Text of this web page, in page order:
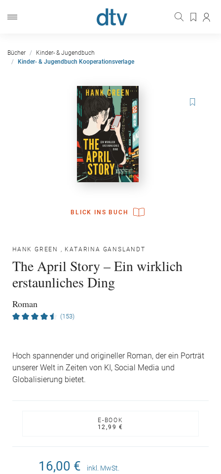
Bücher
Kinder- & Jugendbuch
Kinder- & Jugendbuch Kooperationsverlage
BLICK INS BUCH
HANK GREEN , KATARINA GANSLANDT
The April Story – Ein wirklich
erstaunliches Ding
Roman
(153)
Hoch spannender und origineller Roman, der ein Porträt
unserer Welt in Zeiten von KI, Social Media und
Globalisierung bietet.
E-BOOK
12,99 €
16,00 € inkl. MwSt.